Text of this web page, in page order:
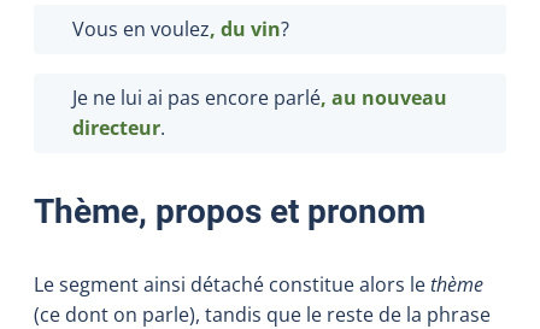
Vous en voulez, du vin?
Je ne lui ai pas encore parlé, au nouveau
directeur.
Thème, propos et pronom
Le segment ainsi détaché constitue alors lethème
(ce dont on parle), tandis que le reste de la phrase